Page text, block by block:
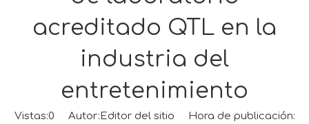
acreditado QTL en la
industria del
entretenimiento
Vistas:0 Autor:Editor del sitio Hora de publicación: